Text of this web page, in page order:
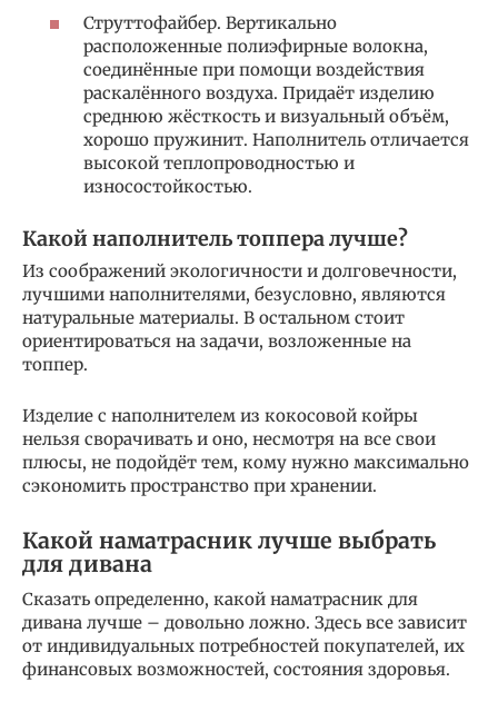
Струттофайбер. Вертикально
расположенные полиэфирные волокна,
соединённые при помощи воздействия
раскалённого воздуха. Придаёт изделию
среднюю жёсткость и визуальный объём,
хорошо пружинит. Наполнитель отличается
высокой теплопроводностью и
износостойкостью.
Какой наполнитель топпера лучше?
Из соображений экологичности и долговечности,
лучшими наполнителями, безусловно, являются
натуральные материалы. В остальном стоит
ориентироваться на задачи, возложенные на
топпер.
Изделие с наполнителем из кокосовой койры
нельзя сворачивать и оно, несмотря на все свои
плюсы, не подойдёт тем, кому нужно максимально
сэкономить пространство при хранении.
Какой наматрасник лучше выбрать
для дивана
Сказать определенно, какой наматрасник для
дивана лучше – довольно ложно. Здесь все зависит
от индивидуальных потребностей покупателей, их
финансовых возможностей, состояния здоровья.